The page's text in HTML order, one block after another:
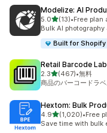
Modelize: AI
5.05つ星中
(13)
合計レビュー数：13件
•Free plan
Bulk AI
Built for Shopify
Retail Barcode
2.35つ星中
(467)
合計レビュー数：467
•無料
商品のバーコードラ
Hextom: Bulk
4.95つ星中
(1,020)
合計レビュー数：
•Free
Save time with bulk